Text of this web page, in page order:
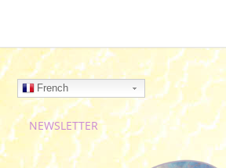
French
NEWSLETTER